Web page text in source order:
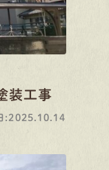
装工事
:2025.10.14